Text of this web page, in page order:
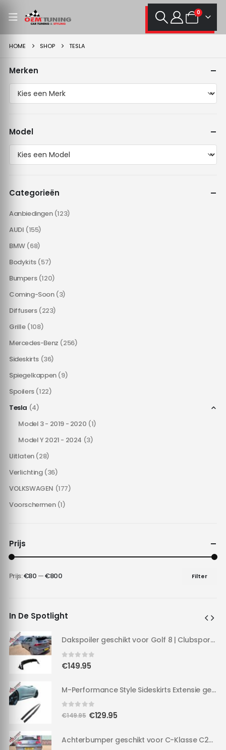
0
HOME SHOP TESLA
Merken
Model
Categorieën
Aanbiedingen (123)
AUDI (155)
BMW (68)
Bodykits (57)
Bumpers (120)
Coming-Soon (3)
Diffusers (223)
Grille (108)
Mercedes-Benz (256)
Sideskirts (36)
Spiegelkappen (9)
Spoilers (122)
Tesla (4)
Model 3 - 2019 - 2020 (1)
Model Y 2021 - 2024 (3)
Uitlaten (28)
Verlichting (36)
VOLKSWAGEN (177)
Voorschermen (1)
Prijs
Min.
Max.
Filter
Prijs:€80 —€800
In De Spotlight
Dakspoiler geschikt voor Golf 8 | Clubsport LOOK | 20-24 | Hoogglans Zwart |
0out of 5
€149.95
M-Performance Style Sideskirts Extensie geschikt voor F30/F31 | 3 serie | M-TECH Hoogglans zwart |
0 out of 5
€149.95 Oorspronkelijke
was:
€129.95Huidige
is:
Achterbumper geschikt voor C-Klasse C205 A205 | & Hoogglans Diffuser in C63 AMG Style